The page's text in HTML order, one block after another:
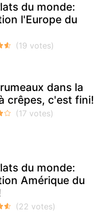
du monde:
l'Europe du
dans la
crêpes, c'est fini!
du monde:
Amérique du